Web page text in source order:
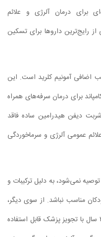
برای درمان آلرژی و علائم
از رایج‌ترین داروها برای تسکین
اضافی آمونیم کلرید است. این
برای درمان سرفه‌های همراه
دیفن هیدرامین ساده فاقد
عمومی آلرژی و سرماخوردگی
نمی‌شود، به دلیل ترکیبات و
مناسب نباشد. از سوی دیگر،
دیفن هیدرامین ساده برای کودکان بالای ۲ سال با تجویز پزشک قابل استفاده